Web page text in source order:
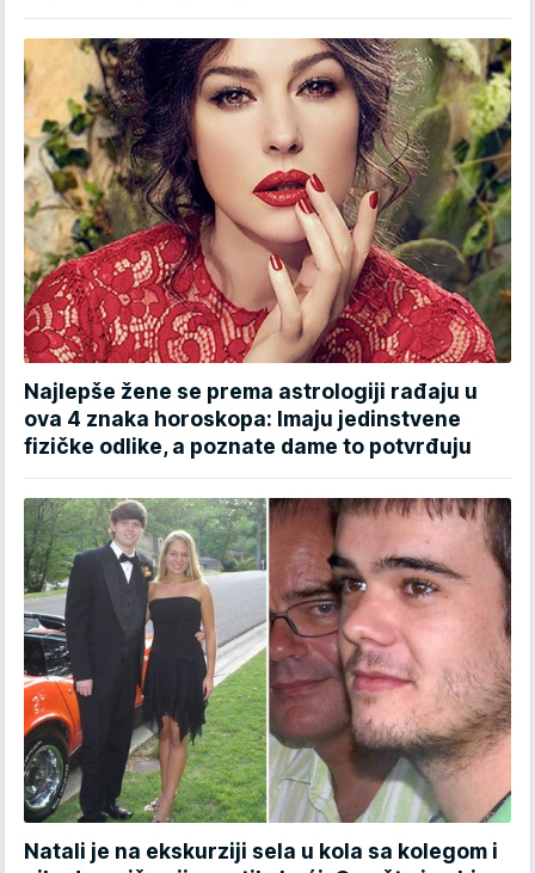
Najlepše žene se prema astrologiji rađaju u
ova 4 znaka horoskopa: Imaju jedinstvene
fizičke odlike, a poznate dame to potvrđuju
Natali je na ekskurziji sela u kola sa kolegom i